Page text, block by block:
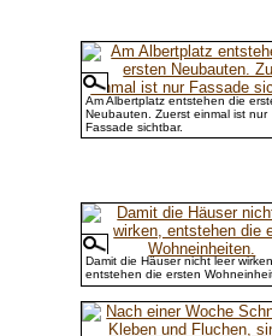
Am Albertplatz entstehen die
Neubauten. Zuerst einmal ist nur
Fassade sichtbar.
Damit die Häuser nicht leer
entstehen die ersten